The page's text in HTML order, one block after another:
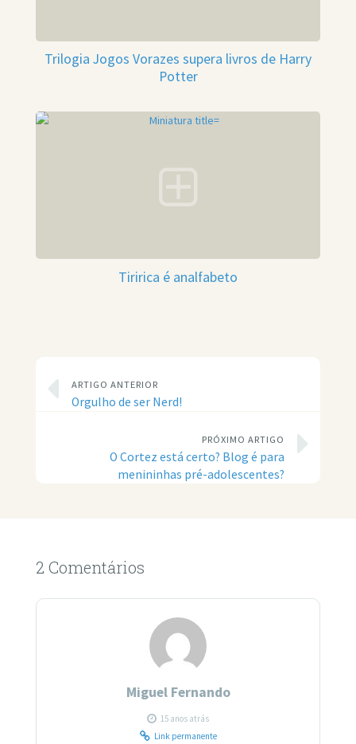
Trilogia Jogos Vorazes supera livros de Harry
Potter
Tiririca é analfabeto
ARTIGO ANTERIOR
Orgulho de ser Nerd!
PRÓXIMO ARTIGO
O Cortez está certo? Blog é para
menininhas pré-adolescentes?
2 Comentários
Miguel Fernando
15 anos atrás
Link permanente